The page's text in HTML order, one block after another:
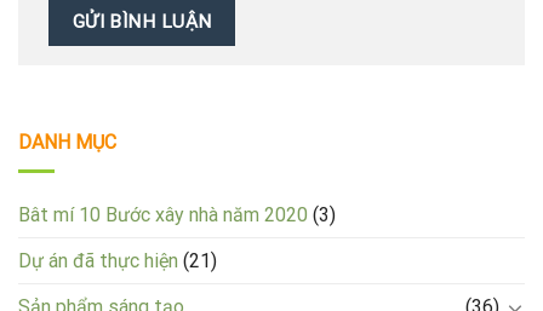
DANH MỤC
Bât mí 10 Bước xây nhà năm 2020 (3)
Dự án đã thực hiện (21)